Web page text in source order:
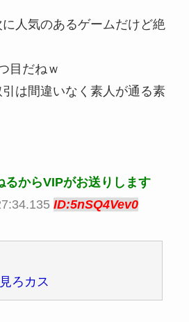
人気のあるゲームだけど絶
目だねｗ
は間違いなく素人が通る素
るからVIPがお送りします
ID:5nSQ4Vev0
ろカス